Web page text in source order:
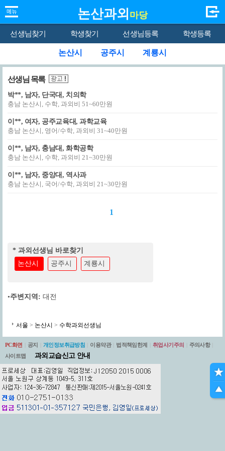
논산과외 마당
선생님찾기 학생찾기 선생님등록 학생등록
논산시 공주시 계룡시
선생님 목록
박**, 남자, 단국대, 치의학
충남 논산시, 수학, 과외비 51~60만원
이**, 여자, 공주교육대, 과학교육
충남 논산시, 영어/수학, 과외비 31~40만원
이**, 남자, 충남대, 화학공학
충남 논산시, 수학, 과외비 21~30만원
이**, 남자, 중앙대, 역사과
충남 논산시, 국어/수학, 과외비 21~30만원
1
* 과외선생님 바로찾기
논산시
공주시 계룡시
•주변지역: 대전
서울 > 논산시 > 수학과외선생님
PC화면 공지 개인정보취급방침 이용약관 법적책임한계 취업사기주의 주의사항
사이트맵
과외교습신고 안내